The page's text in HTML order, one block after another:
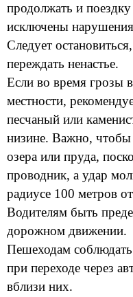
продолжать и
исключены
Следует
переждать ненастье.
Если во время грозы
местности,
песчаный или
низине. Важно,
озера или пруда,
проводник, а удар
радиусе 100 метров
Водителям быть
дорожном движении.
Пешеходам
при переходе через
вблизи них.